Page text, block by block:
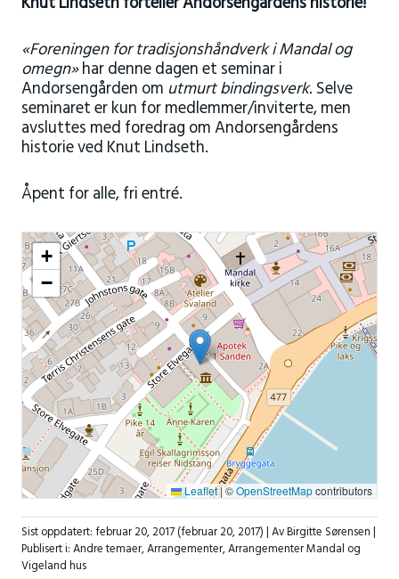
«Foreningen for tradisjonshåndverk i Mandal og
omegn»har denne dagen et seminar i
Andorsengården om utmurt bindingsverk. Selve
seminaret er kun for medlemmer/inviterte, men
avsluttes med foredrag om Andorsengårdens
historie ved Knut Lindseth.
Åpent for alle, fri entré.
+
−
Leaflet|©OpenStreetMapcontributors
Sist oppdatert:februar 20, 2017(februar 20, 2017)| Av Birgitte Sørensen |
Publisert i:Andre temaer,Arrangementer,Arrangementer Mandal og
Vigeland hus